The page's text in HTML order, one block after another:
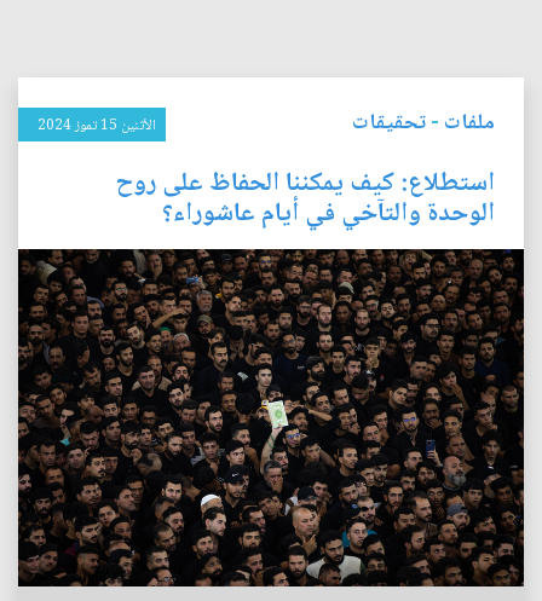
ملفات -تحقيقات الأثنين 15 تموز 2024
استطلاع: كيف يمكننا الحفاظ على روح
الوحدة والتآخي في أيام عاشوراء؟